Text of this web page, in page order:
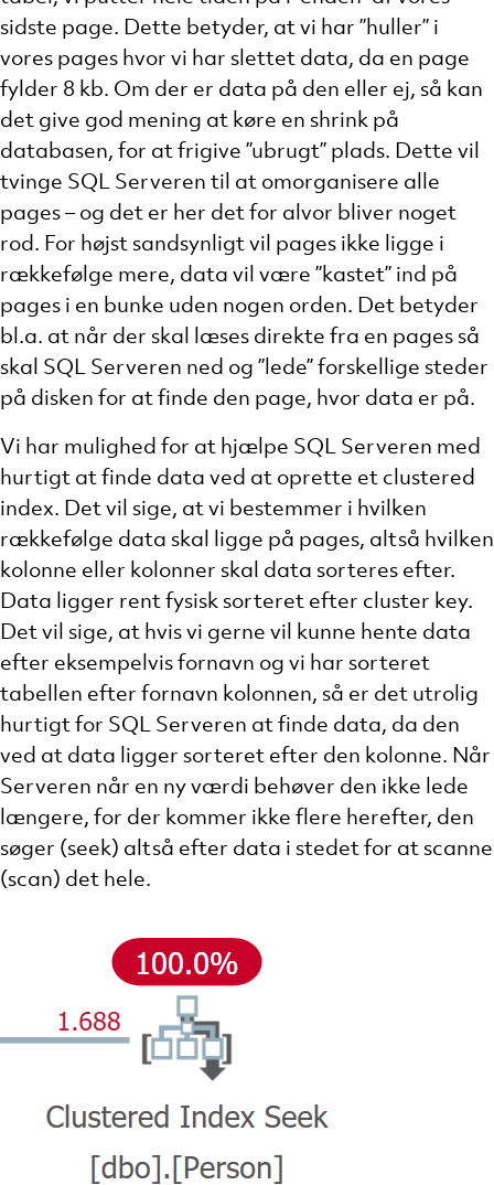
sidste page. Dette betyder, at vi har ”huller” i
vores pages hvor vi har slettet data, da en page
fylder 8 kb. Om der er data på den eller ej, så kan
det give god mening at køre en shrink på
databasen, for at frigive ”ubrugt” plads. Dette vil
tvinge SQL Serveren til at omorganisere alle
pages – og det er her det for alvor bliver noget
rod. For højst sandsynligt vil pages ikke ligge i
rækkefølge mere, data vil være ”kastet” ind på
pages i en bunke uden nogen orden. Det betyder
bl.a. at når der skal læses direkte fra en pages så
skal SQL Serveren ned og ”lede” forskellige steder
på disken for at finde den page, hvor data er på.
Vi har mulighed for at hjælpe SQL Serveren med
hurtigt at finde data ved at oprette et clustered
index. Det vil sige, at vi bestemmer i hvilken
rækkefølge data skal ligge på pages, altså hvilken
kolonne eller kolonner skal data sorteres efter.
Data ligger rent fysisk sorteret efter cluster key.
Det vil sige, at hvis vi gerne vil kunne hente data
efter eksempelvis fornavn og vi har sorteret
tabellen efter fornavn kolonnen, så er det utrolig
hurtigt for SQL Serveren at finde data, da den
ved at data ligger sorteret efter den kolonne. Når
Serveren når en ny værdi behøver den ikke lede
længere, for der kommer ikke flere herefter, den
søger (seek) altså efter data i stedet for at scanne
(scan) det hele.